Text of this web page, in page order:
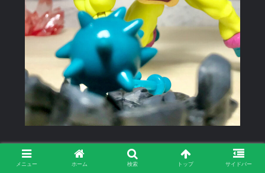
ブヒー！！
メニュー ホーム 検索 トップ サイドバー